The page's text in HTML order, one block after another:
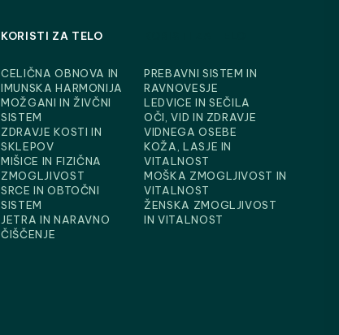
KORISTI ZA TELO
CELIČNA OBNOVA IN
IMUNSKA HARMONIJA
MOŽGANI IN ŽIVČNI
SISTEM
ZDRAVJE KOSTI IN
SKLEPOV
MIŠICE IN FIZIČNA
ZMOGLJIVOST
SRCE IN OBTOČNI
SISTEM
JETRA IN NARAVNO
ČIŠČENJE
PREBAVNI SISTEM IN
RAVNOVESJE
LEDVICE IN SEČILA
OČI, VID IN ZDRAVJE
VIDNEGA OSEBE
KOŽA, LASJE IN
VITALNOST
MOŠKA ZMOGLJIVOST IN
VITALNOST
ŽENSKA ZMOGLJIVOST
IN VITALNOST